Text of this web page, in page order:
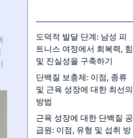
도덕적 발달 단계: 남성 피
트니스 여정에서 회복력, 힘
및 진실성을 구축하기
단백질 보충제: 이점, 종류
및 근육 성장에 대한 최선의
방법
근육 성장에 대한 단백질 공
급원: 이점, 유형 및 섭취 방